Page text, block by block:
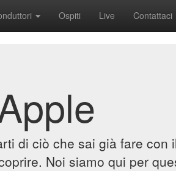
Ospiti Live Contattaci
di ciò che sai già fare con
Noi siamo qui per